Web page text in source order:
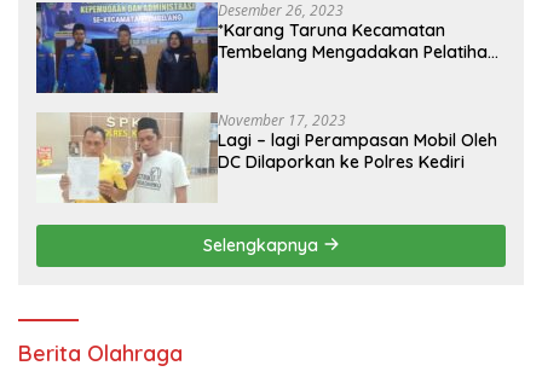
Desember 26, 2023
*Karang Taruna Kecamatan
Tembelang Mengadakan Pelatihan
November 17, 2023
Lagi – lagi Perampasan Mobil Oleh
DC Dilaporkan ke Polres Kediri
Selengkapnya
Berita Olahraga